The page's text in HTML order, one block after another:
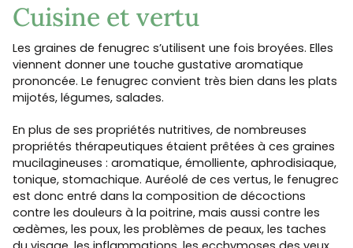
Cuisine et vertu
Les graines de fenugrec s’utilisent une fois broyées. Elles
viennent donner une touche gustative aromatique
prononcée. Le fenugrec convient très bien dans les plats
mijotés, légumes, salades.
En plus de ses propriétés nutritives, de nombreuses
propriétés thérapeutiques étaient prêtées à ces graines
mucilagineuses : aromatique, émolliente, aphrodisiaque,
tonique, stomachique. Auréolé de ces vertus, le fenugrec
est donc entré dans la composition de décoctions
contre les douleurs à la poitrine, mais aussi contre les
œdèmes, les poux, les problèmes de peaux, les taches